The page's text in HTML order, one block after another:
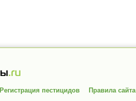
Регистрация пестицидов Правила сайта